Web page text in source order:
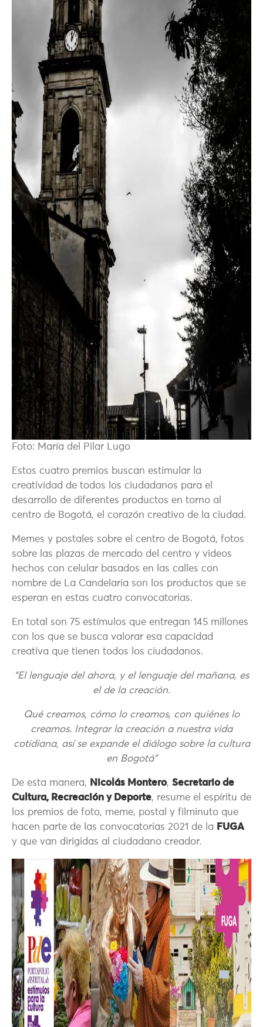
Foto: María del Pilar Lugo
Estos cuatro premios buscan estimular la
creatividad de todos los ciudadanos para el
desarrollo de diferentes productos en torno al
centro de Bogotá, el corazón creativo de la ciudad.
Memes y postales sobre el centro de Bogotá, fotos
sobre las plazas de mercado del centro y videos
hechos con celular basados en las calles con
nombre de La Candelaria son los productos que se
esperan en estas cuatro convocatorias.
En total son 75 estímulos que entregan 145 millones
con los que se busca valorar esa capacidad
creativa que tienen todos los ciudadanos.
“El lenguaje del ahora, y el lenguaje del mañana, es
el de la creación.
Qué creamos, cómo lo creamos, con quiénes lo
creamos. Integrar la creación a nuestra vida
cotidiana, así se expande el diálogo sobre la cultura
en Bogotá”
De esta manera, Nicolás Montero, Secretario de
Cultura, Recreación y Deporte, resume el espíritu de
los premios de foto, meme, postal y filminuto que
hacen parte de las convocatorias 2021 de la FUGA
y que van dirigidas al ciudadano creador.